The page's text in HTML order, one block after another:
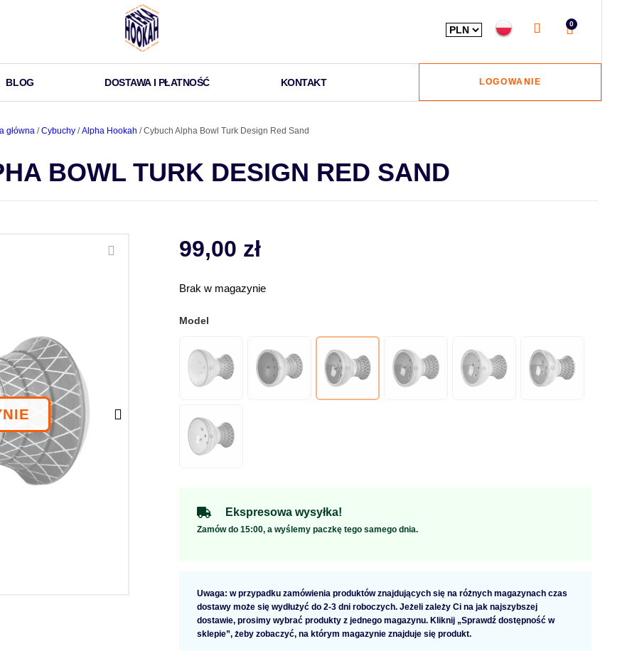
0
BLOG DOSTAWA I PŁATNOŚĆ KONTAKT LOGOWANIE
główna/Cybuchy/Alpha Hookah / Cybuch Alpha Bowl Turk Design Red Sand
BOWL TURK DESIGN RED SAND
99,00 zł
Brak w magazynie
Ekspresowa wysyłka!
Zamów do 15:00, a wyślemy paczkę tego samego dnia.
Uwaga: w przypadku zamówienia produktów znajdujących się na różnych magazynach czas
dostawy może się wydłużyć do 2-3 dni roboczych. Jeżeli zależy Ci na jak najszybszej
dostawie, prosimy wybrać produkty z jednego magazynu. Kliknij „Sprawdź dostępność w
sklepie”, żeby zobaczyć, na którym magazynie znajduje się produkt.